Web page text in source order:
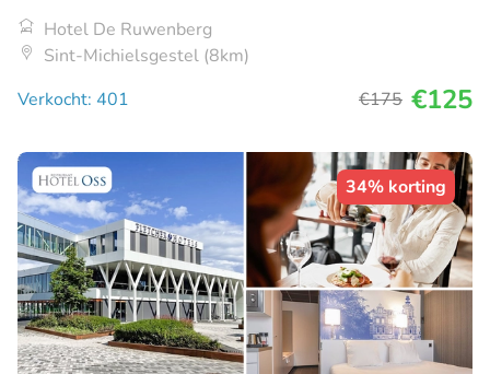
Hotel De Ruwenberg
Sint-Michielsgestel (8km)
Verkocht: 401
€175 €125
34% korting